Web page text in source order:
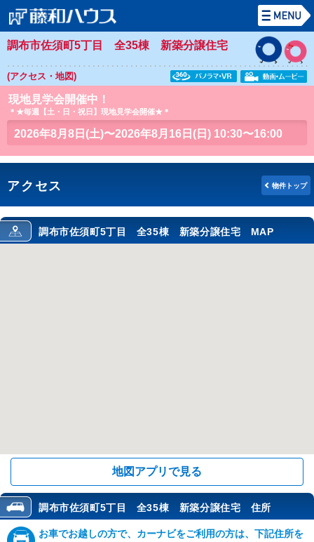
調布市佐須町5丁目 全35棟 新築分譲住宅
(アクセス・地図)
現地見学会開催中！
＊★毎週【土・日・祝日】現地見学会開催★＊
2026年8月8日(土)〜2026年8月16日(日) 10:30〜16:00
物件トップ
アクセス
調布市佐須町5丁目 全35棟 新築分譲住宅 MAP
地図アプリで見る
調布市佐須町5丁目 全35棟 新築分譲住宅 住所
お車でお越しの方で、カーナビをご利用の方は、下記住所を